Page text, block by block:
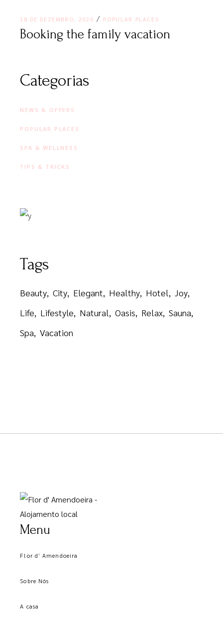
18 DE DEZEMBRO, 2020 POPULAR PLACES
Booking the family vacation
Categorias
NEWS & OFFERS
POPULAR PLACES
SPA & WELLNESS
TIPS & TRICKS
Tags
Beauty City Elegant Healthy Hotel
Joy
Life
Lifestyle Natural Oasis Relax Sauna
Spa Vacation
Menu
Flor d’ Amendoeira
Sobre Nós
A casa